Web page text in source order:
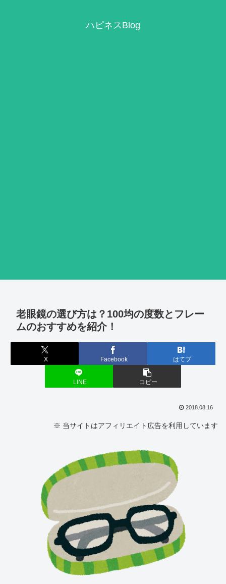
ハピネスBlog
老眼鏡の選び方は？100均の度数とフレー
ムのおすすめを紹介！
X Facebook はてブ
LINE コピー
2018.08.16
※ 当サイトはアフィリエイト広告を利用しています